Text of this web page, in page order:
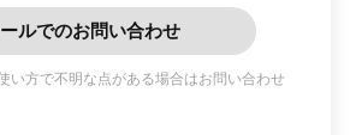
ルでのお問い合わせ
い方で不明な点がある場合はお問い合わせ